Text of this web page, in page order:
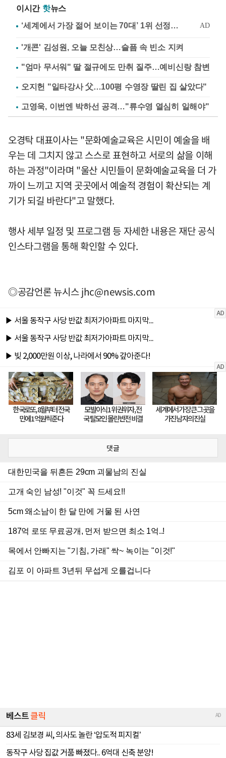
이시간 핫뉴스
'개콘' 김성원, 오늘 모친상…슬픔 속 빈소 지켜
"엄마 무서워" 딸 절규에도 만취 질주…예비신랑 참변
오지헌 "일타강사 父…100평 수영장 딸린 집 살았다"
고영욱, 이번엔 박하선 공격…"류수영 열심히 일해야"
오경탁 대표이사는 "문화예술교육은 시민이 예술을 배
우는 데 그치지 않고 스스로 표현하고 서로의 삶을 이해
하는 과정"이라며 "울산 시민들이 문화예술교육을 더 가
까이 느끼고 지역 곳곳에서 예술적 경험이 확산되는 계
기가 되길 바란다"고 말했다.
행사 세부 일정 및 프로그램 등 자세한 내용은 재단 공식
인스타그램을 통해 확인할 수 있다.
◎공감언론 뉴시스jhc@newsis.com
댓글